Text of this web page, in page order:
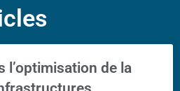
l’optimisation de la